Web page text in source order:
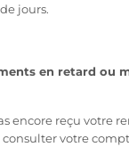
jours.
en retard ou
encore reçu votre
consulter votre